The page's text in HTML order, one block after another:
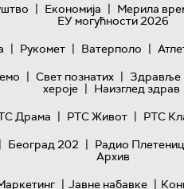
| Економија | Мерила
ЕУ могућности 2026
| Рукомет | Ватерполо |
| Свет познатих | Здравље
хероје | Наизглед здрав
Драма | РТС Живот | РТС
| Београд 202 | Радио
Архив
| Јавне набавке |